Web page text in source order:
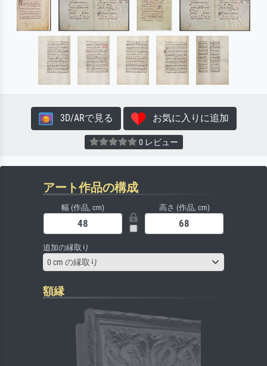
3D/ARで見る お気に入りに追加
0 レビュー
アート作品の構成
幅 (作品, cm) 高さ (作品, cm)
追加の縁取り
0 cm の縁取り
額縁